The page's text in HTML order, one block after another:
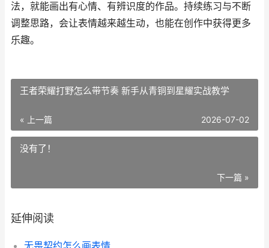
法，就能画出有心情、有辨识度的作品。持续练习与不断
调整思路，会让表情越来越生动，也能在创作中获得更多
乐趣。
王者荣耀打野怎么带节奏 新手从青铜到星耀实战教学
« 上一篇 2026-07-02
没有了！
下一篇 »
延伸阅读
无畏契约怎么画表情